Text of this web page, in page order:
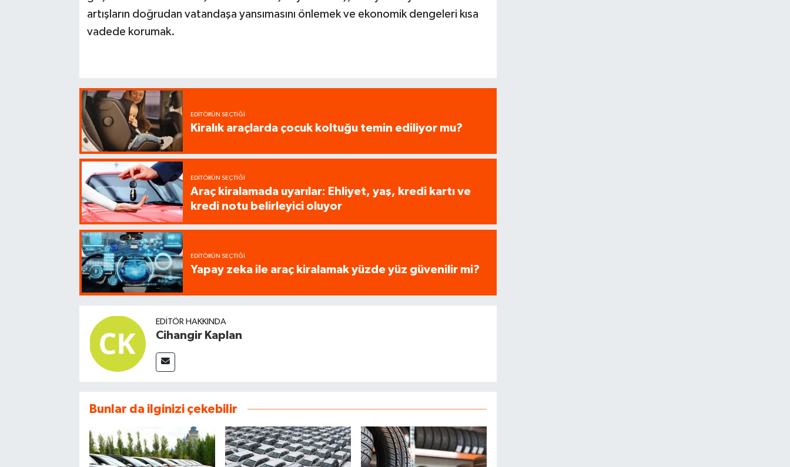
artışların doğrudan vatandaşa yansımasını önlemek ve ekonomik dengeleri kısa
vadede korumak.
EDITÖRÜN SEÇTIĞI
Kiralık araçlarda çocuk koltuğu temin ediliyor mu?
EDITÖRÜN SEÇTIĞI
Araç kiralamada uyarılar: Ehliyet, yaş, kredi kartı ve
kredi notu belirleyici oluyor
EDITÖRÜN SEÇTIĞI
Yapay zeka ile araç kiralamak yüzde yüz güvenilir mi?
EDITÖR HAKKINDA
Cihangir Kaplan
Bunlar da ilginizi çekebilir